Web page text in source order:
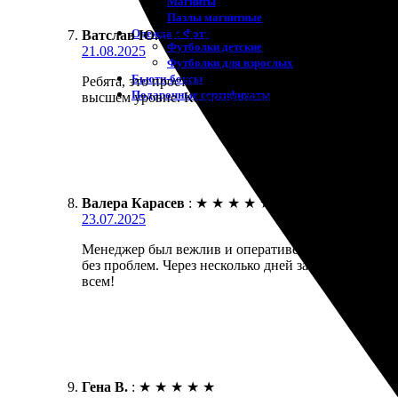
Пазлы магнитные
Одежда с Фото
Футболки детские
Футболки для взрослых
Бьюти-боксы
Подарочные сертификаты
Ватслав Ю. : ★ ★ ★
21.08.2025
Ребята, это просто находка! Заказал фотокнигу
высшем уровне. Качество печати впечатляет,
Валера Карасев : ★ ★ ★ ★ ★
23.07.2025
Менеджер был вежлив и оперативен. Заказал
без проблем. Через несколько дней забрал
всем!
Гена В. : ★ ★ ★ ★ ★